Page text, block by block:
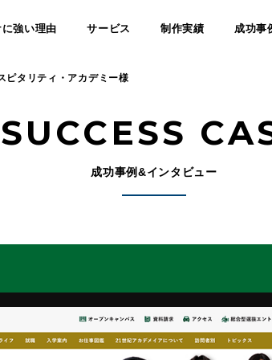
に強い理由 サービス 制作実績 成功事
ピタリティ・アカデミー様
SUCCESS
成功事例&インタビュー